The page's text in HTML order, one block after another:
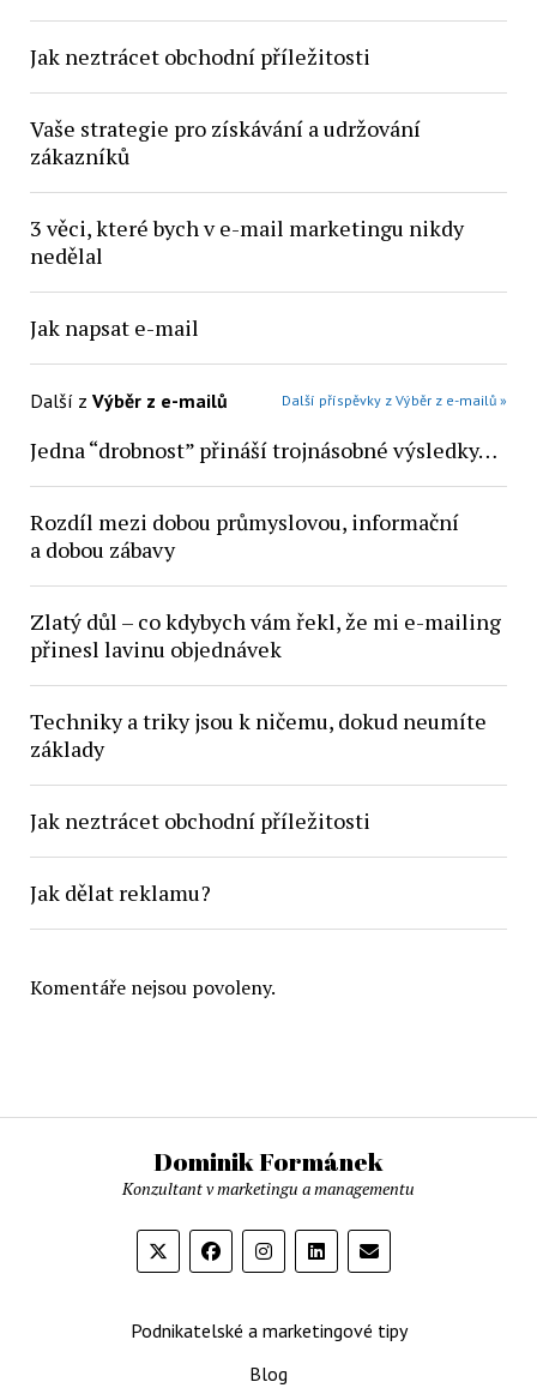
Jak neztrácet obchodní příležitosti
Vaše strategie pro získávání a udržování
zákazníků
3 věci, které bych v e-mail marketingu nikdy
nedělal
Jak napsat e-mail
Další z Výběr z e-mailů Další příspěvky z Výběr z e-mailů »
Jedna “drobnost” přináší trojnásobné výsledky…
Rozdíl mezi dobou průmyslovou, informační
a dobou zábavy
Zlatý důl – co kdybych vám řekl, že mi e-mailing
přinesl lavinu objednávek
Techniky a triky jsou k ničemu, dokud neumíte
základy
Jak neztrácet obchodní příležitosti
Jak dělat reklamu?
Komentáře nejsou povoleny.
Dominik Formánek
Konzultant v marketingu a managementu
Podnikatelské a marketingové tipy
Blog